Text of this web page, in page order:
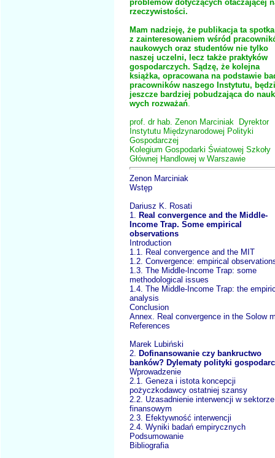
problemów dotyczących otaczającej
rzeczywistości.
Mam nadzieję, że publikacja ta
z zainteresowaniem wśród
naukowych oraz studentów nie tylko
naszej uczelni, lecz także prak­tyków
gospodarczych. Sądzę, że kolejna
książka, opracowana na podstawie
pracowników naszego Instytutu,
jeszcze bardziej pobudzająca do
wych rozważań
prof. dr hab. Zenon Marciniak Dyrektor
Instytutu Międzynarodowej Polityki
Gospodarczej
Kolegium Gospodarki Światowej Szkoły
Głównej Handlowej w Warszawie
Zenon Marciniak
Wstęp
Dariusz K. Rosati
1.
Real convergence and the Middle-
Income Trap. Some empirical
observations
Introduction
1.1. Real convergence and the MIT
1.2. Convergence: empirical
1.3. The Middle-Income Trap: some
methodological issues
1.4. The Middle-Income Trap: the
analysis
Conclusion
Annex. Real convergence in the Solow
References
Marek Lubiński
2.
Dofinansowanie czy bankructwo
banków? Dylematy polityki
Wprowadzenie
2.1. Geneza i istota koncepcji
pożyczkodawcy ostatniej szansy
2.2. Uzasadnienie interwencji w sektorze
finansowym
2.3. Efektywność interwencji
2.4. Wyniki badań empirycznych
Podsumowanie
Bibliografia